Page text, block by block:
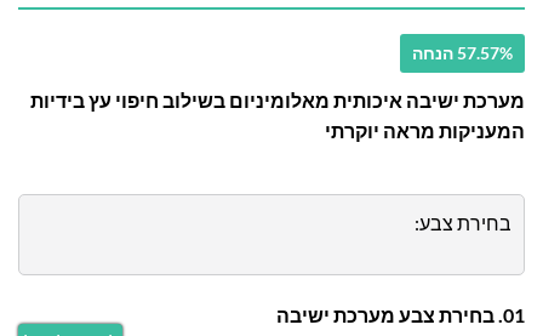
57.57% הנחה
מערכת ישיבה איכותית מאלומיניום בשילוב חיפוי עץ בידיות
המעניקות מראה יוקרתי
בחירת צבע:
01. בחירת צבע מערכת ישיבה